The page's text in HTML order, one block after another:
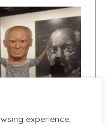
experience,